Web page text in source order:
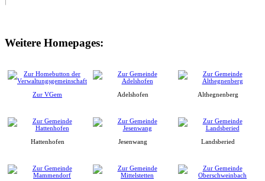
Weitere Homepages:
Zur VGem Adelshofen Althegnenberg
Hattenhofen Jesenwang Landsberied